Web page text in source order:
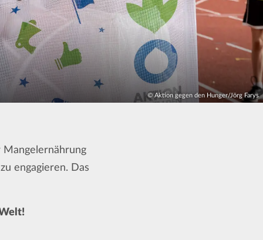
© Aktion gegen den Hunger/Jörg Farys
Mangelernährung
engagieren. Das